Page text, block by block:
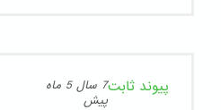
پیوند ثابت
7 سال 5 ماه
پیش